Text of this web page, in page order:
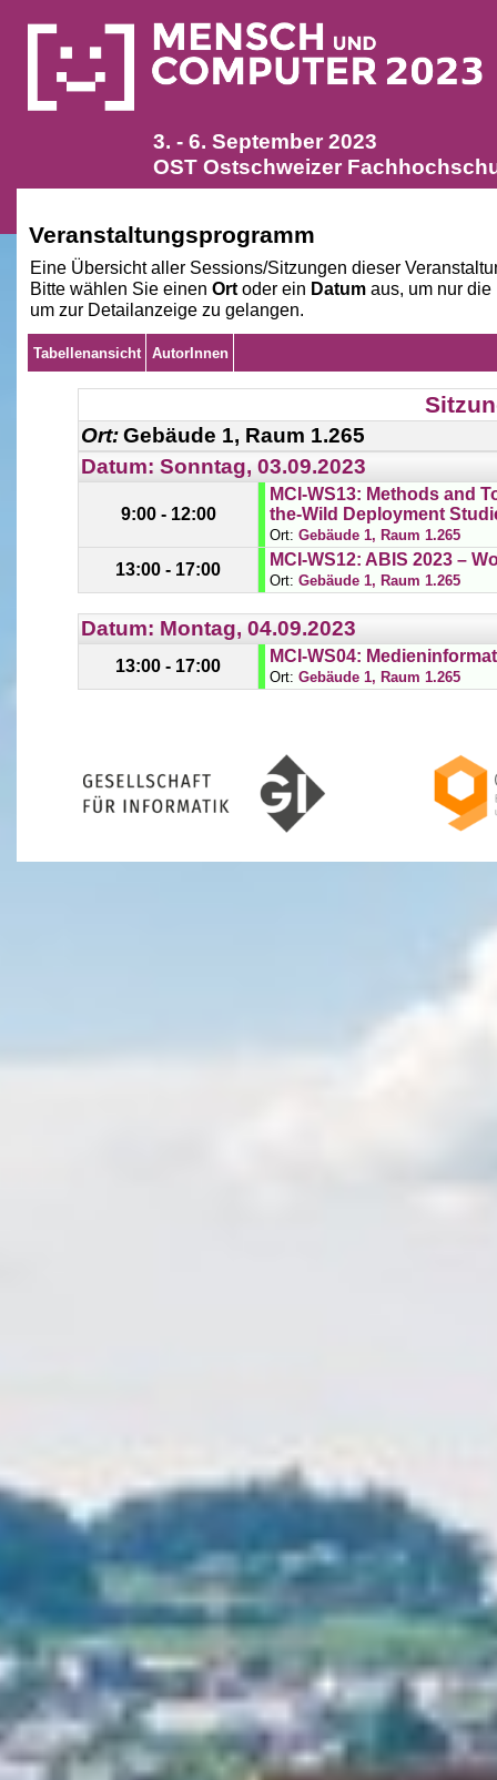
3. - 6. September 2023
OST Ostschweizer
Veranstaltungsprogramm
Eine Übersicht aller Sessions/Sitzungen dieser
Bitte wählen Sie einen Ortoder ein Datumaus, um nur die
um zur Detailanzeige zu gelangen.
Tabellen­ansicht AutorInnen
Ort:Gebäude 1, Raum 1.265
Datum: Sonntag, 03.09.2023
9:00 - 12:00
MCI-WS13: Methods and
the-Wild Deployment
Ort: Gebäude 1, Raum 1.265
13:00 - 17:00
MCI-WS12: ABIS 2023 –
Ort: Gebäude 1, Raum 1.265
Datum: Montag, 04.09.2023
13:00 - 17:00
MCI-WS04:
Ort: Gebäude 1, Raum 1.265